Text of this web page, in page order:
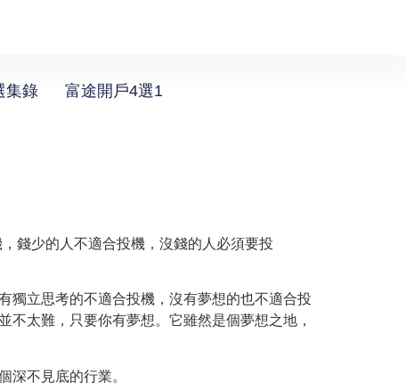
集錄
富途開戶4選1
錢少的人不適合投機，沒錢的人必須要投
獨立思考的不適合投機，沒有夢想的也不適合投
太難，只要你有夢想。它雖然是個夢想之地，
不見底的行業。